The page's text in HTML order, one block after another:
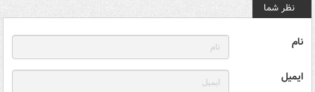
نظر شما
نام
ایمیل